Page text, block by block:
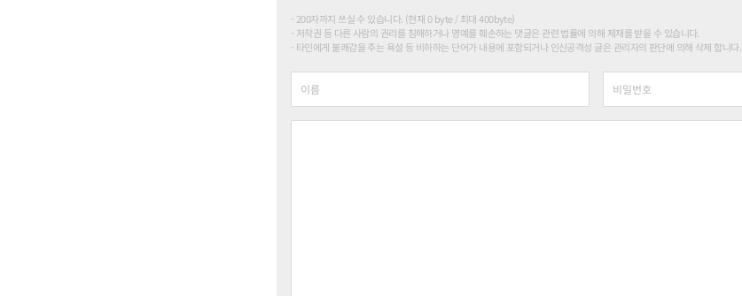
200자까지 쓰실 수 있습니다. (현재 0 byte / 최대 400byte)
저작권 등 다른 사람의 권리를 침해하거나 명예를 훼손하는 댓글은 관련 법률에 의해 제재를 받을 수 있습니다.
타인에게 불쾌감을 주는 욕설 등 비하하는 단어가 내용에 포함되거나 인신공격성 글은 관리자의 판단에 의해 삭제 합니다.